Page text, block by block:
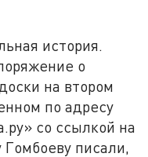
история.
о
на втором
по адресу
со ссылкой на
Гомбоеву писали,